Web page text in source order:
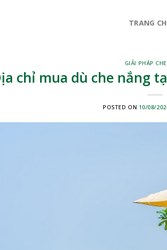
TRANG
GIẢI PHÁP
chỉ mua dù che nắng
POSTED ON 10/08/